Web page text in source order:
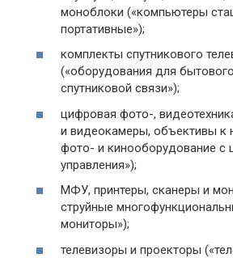
моноблоки («компьютеры
портативные»);
комплекты спутникового
(«оборудования для
спутниковой связи»);
цифровая фото-,
и видеокамеры, объективы к
фото- и кинооборудование
управления»);
МФУ, принтеры, сканеры и
струйные
мониторы»);
телевизоры и проекторы